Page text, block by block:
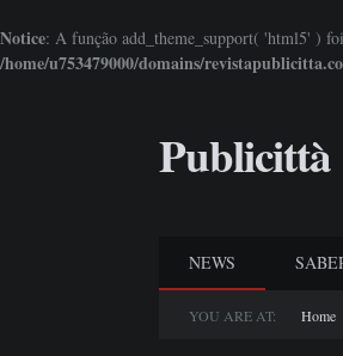
Notice: A função add_theme_support( 'html5' )
/home/u753479000/domains/
Publicittà
NEWS
YOU ARE AT: Home